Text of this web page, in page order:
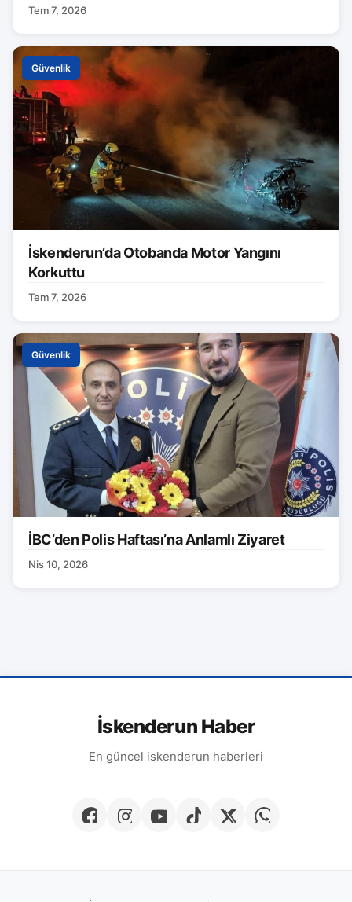
Tem 7, 2026
Güvenlik
İskenderun’da Otobanda Motor Yangını
Korkuttu
Tem 7, 2026
Güvenlik
İBC’den Polis Haftası’na Anlamlı Ziyaret
Nis 10, 2026
İskenderun Haber
En güncel iskenderun haberleri